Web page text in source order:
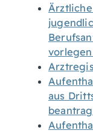
vorlegen
aus